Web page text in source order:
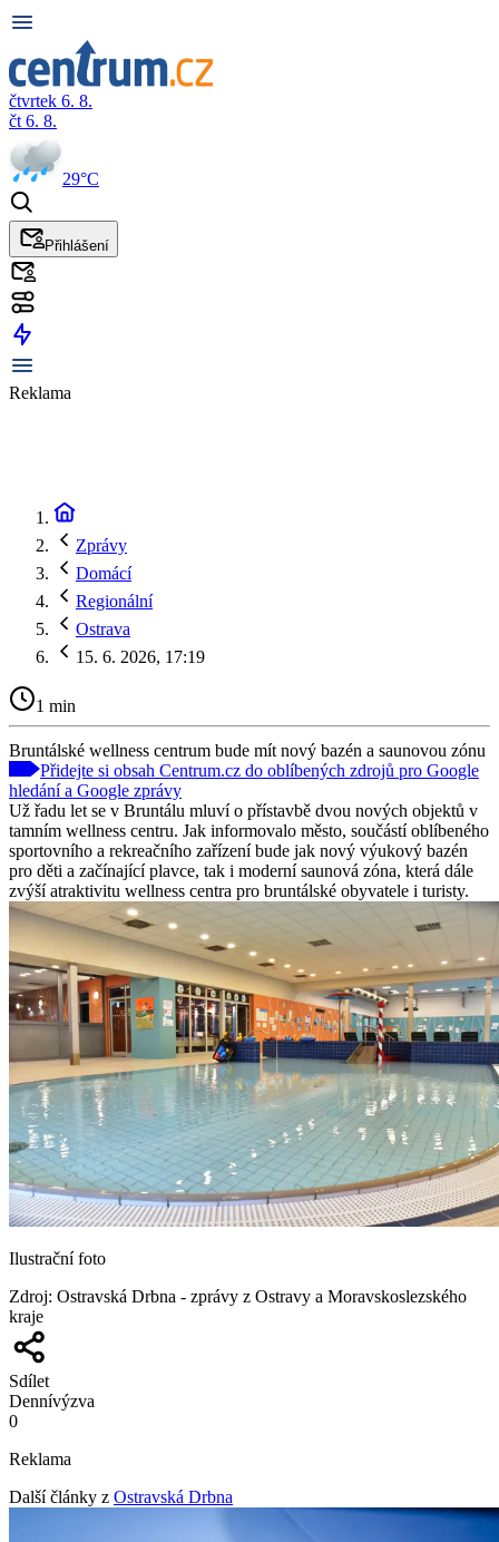
čtvrtek 6. 8.
čt 6. 8.
29°C
Přihlášení
Reklama
Zprávy
Domácí
Regionální
Ostrava
15. 6. 2026, 17:19
1 min
Bruntálské wellness centrum bude mít nový bazén a saunovou zónu
Přidejte si obsah Centrum.cz do oblíbených zdrojů pro Google
hledání a Google zprávy
Už řadu let se v Bruntálu mluví o přístavbě dvou nových objektů v
tamním wellness centru. Jak informovalo město, součástí oblíbeného
sportovního a rekreačního zařízení bude jak nový výukový bazén
pro děti a začínající plavce, tak i moderní saunová zóna, která dále
zvýší atraktivitu wellness centra pro bruntálské obyvatele i turisty.
Ilustrační foto
Zdroj: Ostravská Drbna - zprávy z Ostravy a Moravskoslezského
kraje
Sdílet
Dennívýzva
0
Reklama
Další články z Ostravská Drbna